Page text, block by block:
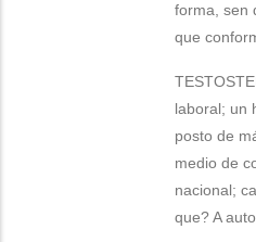
forma, sen
que
laboral; un
posto de
medio de
nacional;
que? A